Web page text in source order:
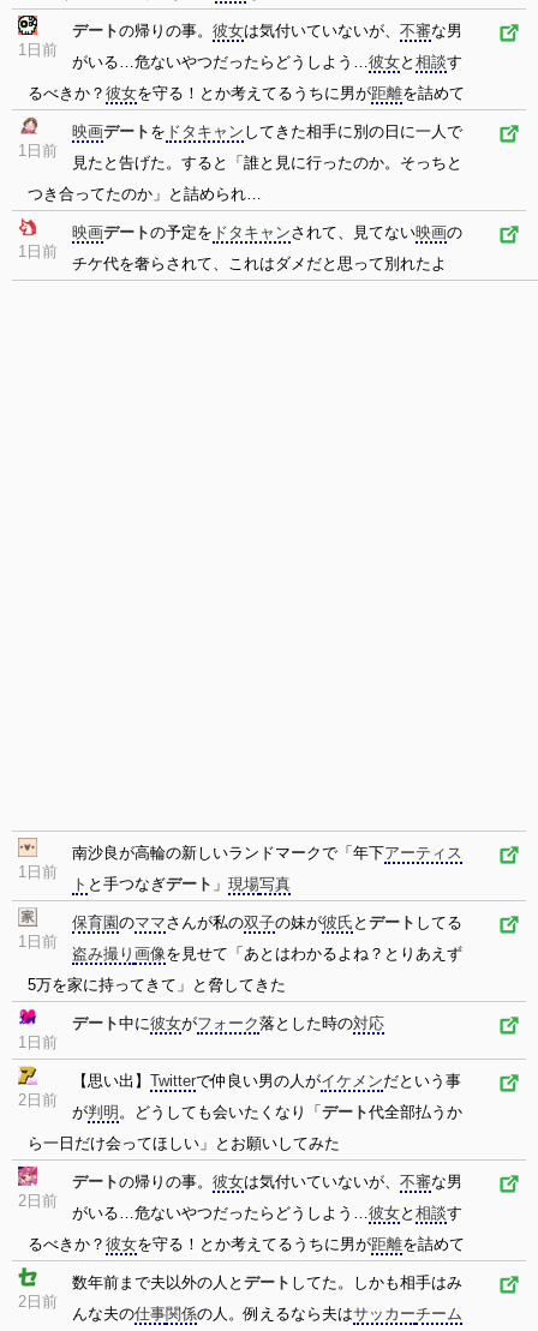
1日前
デートの帰りの事。 彼女は気付いていないが、 不審な男
がいる…危ないやつだったらどうしよう…彼女と 相談す
るべきか？ 彼女を守る！とか考えてるうちに男が距離を詰めて
1日前
映画デート を ドタキャン してきた相手に別の日に一人で
見たと告げた。すると「誰と見に行ったのか。そっちと
つき合ってたのか」と詰められ…
1日前
映画デートの予定を ドタキャンされて、見てない映画の
チケ代を奢らされて、これはダメだと思って別れたよ
1日前
南沙良が高輪の新しいランドマークで「年下アーティス
ト と手つなぎデート 」 現場写真
1日前
保育園のママさんが私の双子の妹が彼氏 と デート してる
盗み撮り 画像を見せて「あとはわかるよね？とりあえず
5万を家に持ってきて」と脅してきた
1日前
デート中に彼女がフォーク落とした時の対応
2日前
【思い出】 Twitterで仲良い男の人がイケメンだという事
が判明 。どうしても会いたくなり「 デート代全部払うか
ら一日だけ会ってほしい」とお願いしてみた
2日前
デートの帰りの事。 彼女は気付いていないが、 不審な男
がいる…危ないやつだったらどうしよう…彼女と 相談す
るべきか？ 彼女を守る！とか考えてるうちに男が距離を詰めて
2日前
数年前まで夫以外の人と デート してた。しかも相手はみ
んな夫の仕事関係の人。例えるなら夫はサッカーチーム